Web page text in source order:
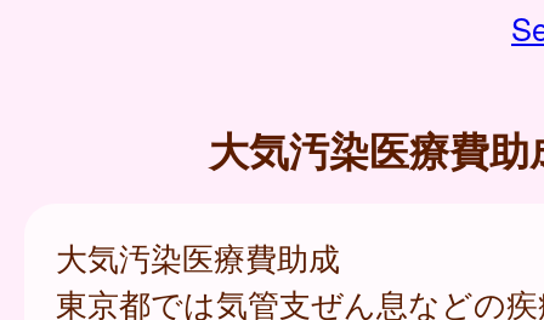
大気汚染医療費助
大気汚染医療費助成
東京都では気管支ぜん息などの